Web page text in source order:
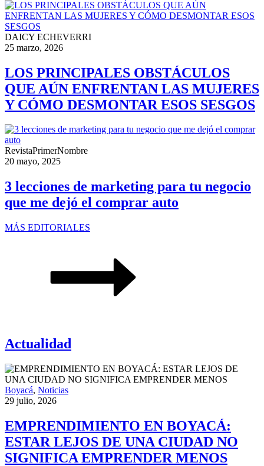
DAICY ECHEVERRI
25 marzo, 2026
LOS PRINCIPALES OBSTÁCULOS
QUE AÚN ENFRENTAN LAS MUJERES
Y CÓMO DESMONTAR ESOS SESGOS
RevistaPrimerNombre
20 mayo, 2025
3 lecciones de marketing para tu negocio
que me dejó el comprar auto
MÁS EDITORIALES
Actualidad
Boyacá, Noticias
29 julio, 2026
EMPRENDIMIENTO EN BOYACÁ:
ESTAR LEJOS DE UNA CIUDAD NO
SIGNIFICA EMPRENDER MENOS